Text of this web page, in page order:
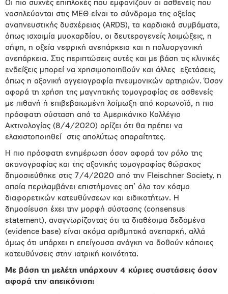
Οι πιο συχνές επιπλοκές που εμφανίζουν οι ασθενείς που
νοσηλεύονται στις ΜΕΘ είναι το σύνδρομο της οξείας
αναπνευστικής δυσχέρειας (ARDS), τα καρδιακά συμβάματα,
όπως ισχαιμία μυοκαρδίου, οι δευτερογενείς λοιμώξεις, η
σήψη, η οξεία νεφρική ανεπάρκεια και η πολυοργανική
ανεπάρκεια. Στις περιπτώσεις αυτές και με βάση τις κλινικές
ενδείξεις μπορεί να χρησιμοποιηθούν και άλλες
εξετάσεις,
όπως η αξονική αγγειογραφία πνευμονικών αρτηριών. Όσον
αφορά τη χρήση της μαγνητικής τομογραφίας σε ασθενείς
με πιθανή ή επιβεβαιωμένη λοίμωξη από κορωνοϊό, η πιο
πρόσφατη σύσταση από το Αμερικάνικο Κολλέγιο
Ακτινολογίας (8/4/2020) ορίζει ότι θα πρέπει να
ελαχιστοποιηθεί
στις απολύτως απαραίτητες.
Η πιο πρόσφατη ενημέρωση όσον αφορά τον ρόλο της
ακτινογραφίας και της αξονικής τομογραφίας θώρακος
δημοσιεύθηκε στις 7/4/2020 από την Fleischner Society, η
οποία περιλαμβάνει επιστήμονες απ’ όλο τον κόσμο
διαφορετικών κατευθύνσεων και ειδικοτήτων. Η
δημοσίευση έχει την μορφή σύστασης (consensus
statement), αναγνωρίζοντας ότι τα διαθέσιμα δεδομένα
(evidence base) είναι ακόμα αριθμητικά ανεπαρκή, αλλά
όμως ότι υπάρχει η επείγουσα ανάγκη να δοθούν κάποιες
κατευθύνσεις στην ιατρική κοινότητα.
Με βάση τη μελέτη υπάρχουν 4 κύριες συστάσεις όσον
αφορά την απεικόνιση: